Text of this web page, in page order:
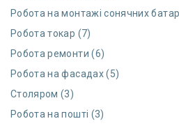
Робота на монтажі сонячних
Робота токар (7)
Робота ремонти (6)
Робота на фасадах (5)
Столяром (3)
Робота на пошті (3)